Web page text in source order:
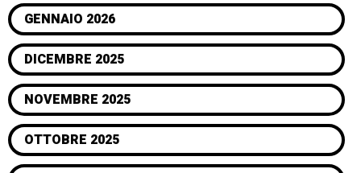
GENNAIO 2026
DICEMBRE 2025
NOVEMBRE 2025
OTTOBRE 2025